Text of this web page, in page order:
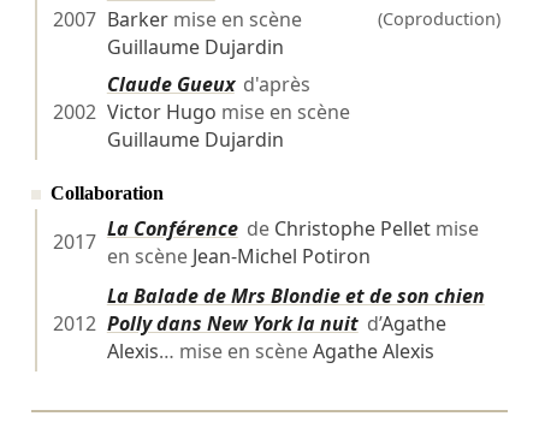
2007 Barkermise en scène
Guillaume Dujardin
(Coproduction)
2002
Claude Gueuxd'après
Victor Hugo mise en scène
Guillaume Dujardin
Collaboration
2017 La Conférencede Christophe Pelletmise
en scène Jean-Michel Potiron
2012
La Balade de Mrs Blondie et de son chien
Polly dans New York la nuitd’Agathe
Alexis… mise en scèneAgathe Alexis